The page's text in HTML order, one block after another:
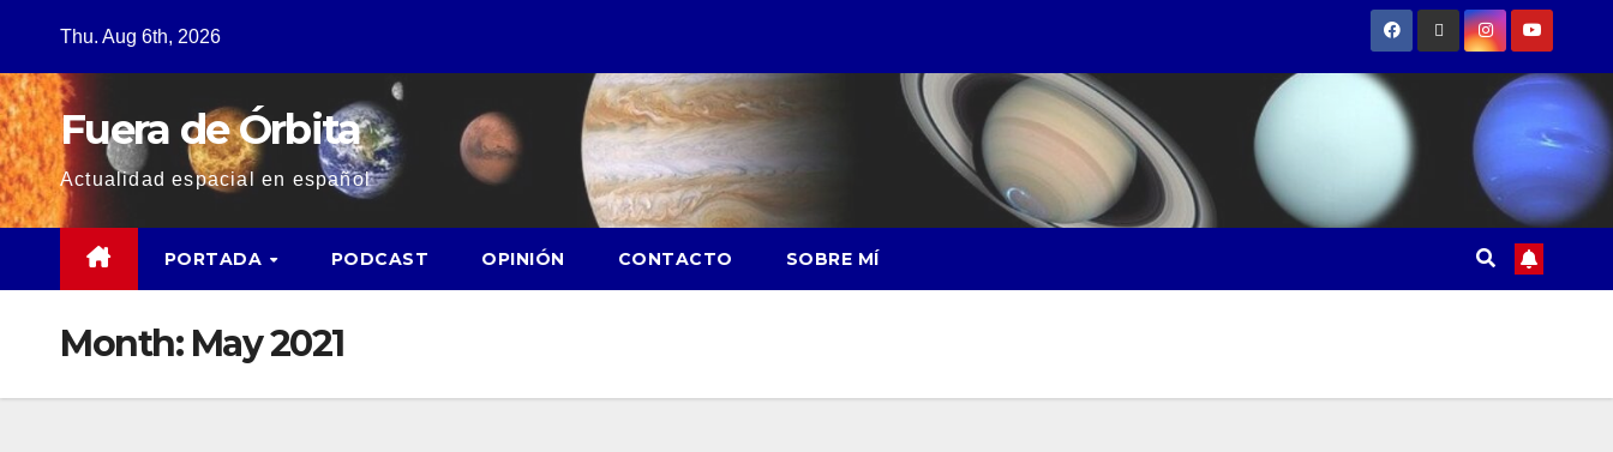
Thu. Aug 6th, 2026
Fuera de Órbita
Actualidad espacial en español
PORTADA PODCAST OPINIÓN CONTACTO SOBRE MÍ
Month: May 2021